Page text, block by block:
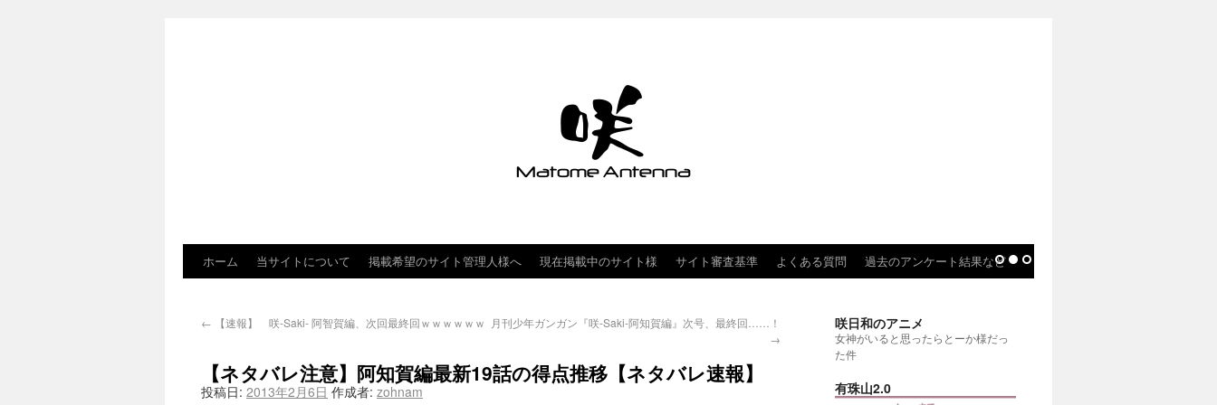
ホーム 当サイトについて 掲載希望のサイト管理人様へ 現在掲載中のサイト様 サイト審査基準 よくある質問 過去のアンケート結果など
← 【速報】 咲-Saki- 阿智賀編、次回最終回ｗｗｗｗｗｗ
月刊少年ガンガン『咲-Saki-阿知賀編』次号、最終回……！
→
【ネタバレ注意】阿知賀編最新19話の得点推移【ネタバレ速報】
投稿日: 2013年2月6日 作成者: zohnam
咲日和のアニメ
女神がいると思ったらとーか様だっ
た件
有珠山2.0